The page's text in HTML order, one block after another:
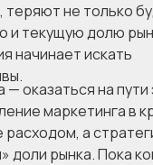
теряют не только
и текущую долю
начинает искать
— оказаться на пути
маркетинга в
расходом, а
доли рынка. Пока